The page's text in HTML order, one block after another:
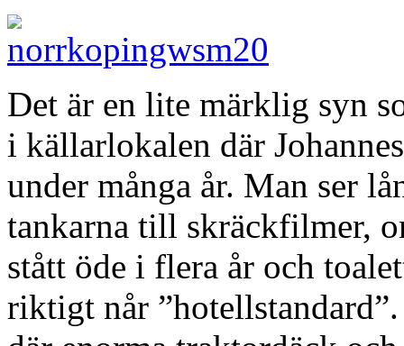
Det är en lite märklig syn
i källarlokalen där
under många år. Man ser
tankarna till skräckfilmer,
stått öde i flera år och
riktigt når